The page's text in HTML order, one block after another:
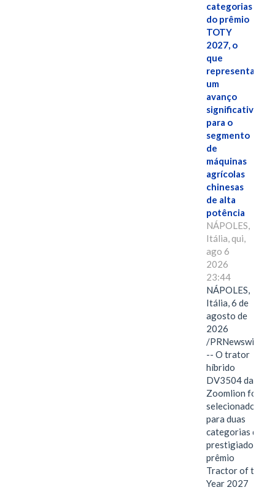
categorias
do prêmio
TOTY
2027, o
que
representa
um
avanço
significativo
para o
segmento
de
máquinas
agrícolas
chinesas
de alta
potência
NÁPOLES,
Itália, qui,
ago 6
2026
23:44
NÁPOLES,
Itália, 6 de
agosto de
2026
/PRNewswire/
-- O trator
híbrido
DV3504 da
Zoomlion foi
selecionado
para duas
categorias do
prestigiado
prêmio
Tractor of the
Year 2027